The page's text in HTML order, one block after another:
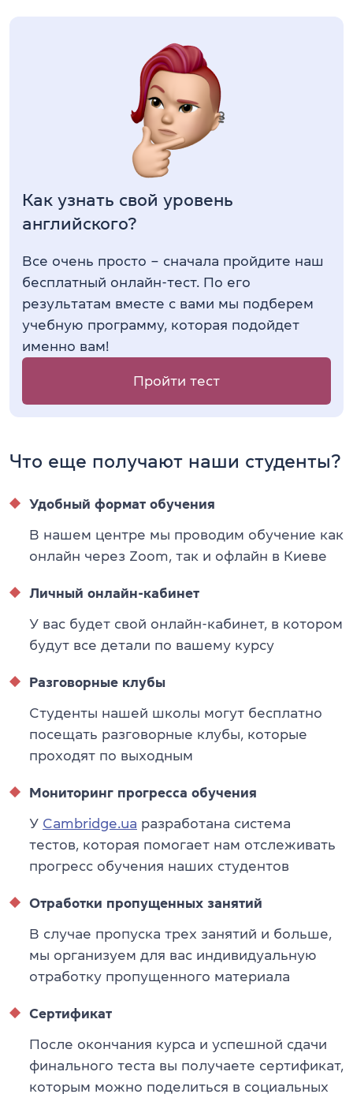
Как узнать свой уровень
английского?
Все очень просто – сначала пройдите наш
бесплатный онлайн-тест. По его
результатам вместе с вами мы подберем
учебную программу, которая подойдет
именно вам!
Пройти тест
Что еще получают наши студенты?
Удобный формат обучения
В нашем центре мы проводим обучение как
онлайн через Zoom, так и офлайн в Киеве
Личный онлайн-кабинет
У вас будет свой онлайн-кабинет, в котором
будут все детали по вашему курсу
Разговорные клубы
Студенты нашей школы могут бесплатно
посещать разговорные клубы, которые
проходят по выходным
Мониторинг прогресса обучения
У Cambridge.ua разработана система
тестов, которая помогает нам отслеживать
прогресс обучения наших студентов
Отработки пропущенных занятий
В случае пропуска трех занятий и больше,
мы организуем для вас индивидуальную
отработку пропущенного материала
Сертификат
После окончания курса и успешной сдачи
финального теста вы получаете сертификат,
которым можно поделиться в социальных